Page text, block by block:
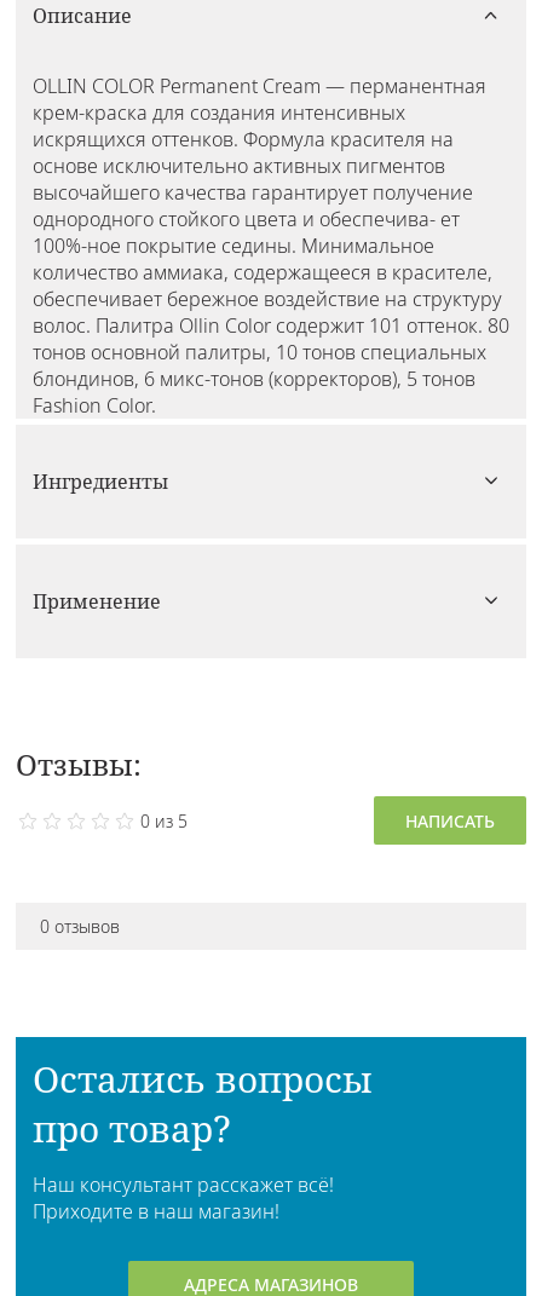
Описание
OLLIN COLOR Permanent Cream — перманентная
крем-краска для создания интенсивных
искрящихся оттенков. Формула красителя на
основе исключительно активных пигментов
высочайшего качества гарантирует получение
однородного стойкого цвета и обеспечива- ет
100%-ное покрытие седины. Минимальное
количество аммиака, содержащееся в красителе,
обеспечивает бережное воздействие на структуру
волос. Палитра Ollin Color содержит 101 оттенок. 80
тонов основной палитры, 10 тонов специальных
блондинов, 6 микс-тонов (корректоров), 5 тонов
Fashion Color.
Ингредиенты
Применение
Отзывы:
0 из 5 НАПИСАТЬ
0 отзывов
Остались вопросы
про товар?
Наш консультант расскажет всё!
Приходите в наш магазин!
АДРЕСА МАГАЗИНОВ